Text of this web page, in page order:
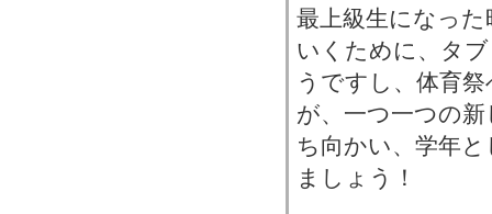
最上級生になっ
いくために、タ
うですし、体育
が、一つ一つの
ち向かい、学年
ましょう！